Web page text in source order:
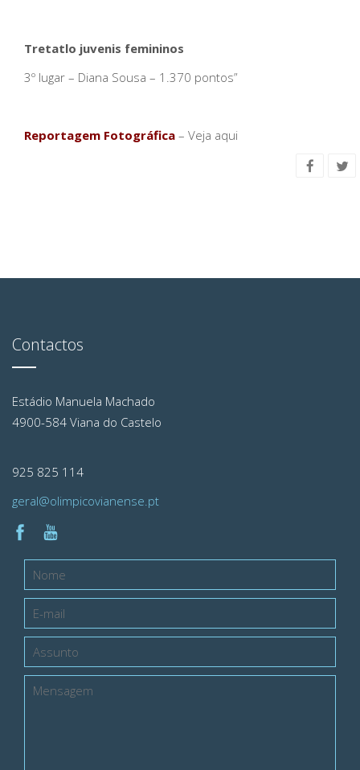
Tretatlo juvenis femininos
3º lugar – Diana Sousa – 1.370 pontos”
Reportagem Fotográfica – Veja aqui
Contactos
Estádio Manuela Machado
4900-584 Viana do Castelo
925 825 114
geral@olimpicovianense.pt